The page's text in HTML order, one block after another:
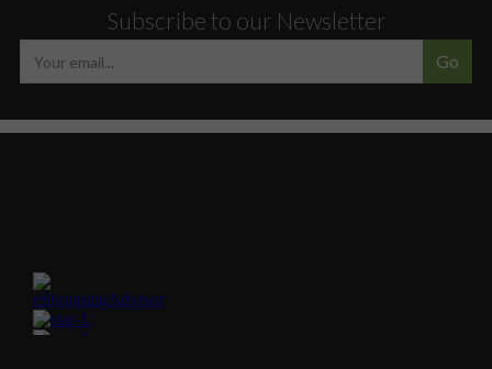
Subscribe to our Newsletter
Go